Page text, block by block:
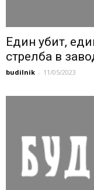
Един убит,
стрелба в
budilnik - 11/05/2023